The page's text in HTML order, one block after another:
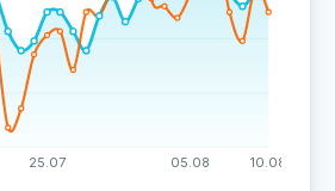
25.07 05.08 10.08